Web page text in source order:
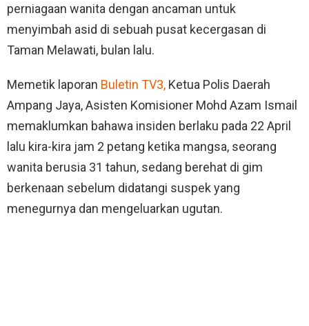
perniagaan wanita dengan ancaman untuk
menyimbah asid di sebuah pusat kecergasan di
Taman Melawati, bulan lalu.
Memetik laporan Buletin TV3, Ketua Polis Daerah
Ampang Jaya, Asisten Komisioner Mohd Azam Ismail
memaklumkan bahawa insiden berlaku pada 22 April
lalu kira-kira jam 2 petang ketika mangsa, seorang
wanita berusia 31 tahun, sedang berehat di gim
berkenaan sebelum didatangi suspek yang
menegurnya dan mengeluarkan ugutan.